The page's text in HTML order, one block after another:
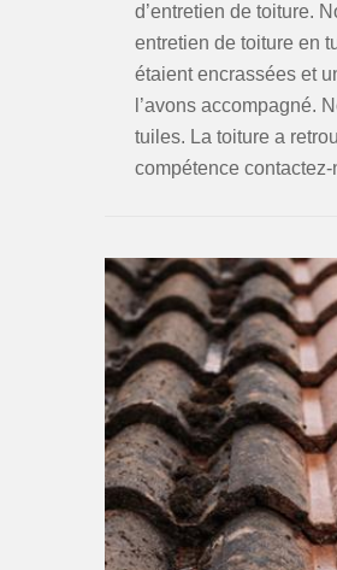
d’entretien de toiture.
entretien de toiture en
étaient encrassées et
l’avons accompagné.
tuiles. La toiture a
compétence